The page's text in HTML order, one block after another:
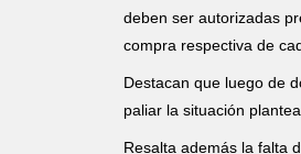
deben ser autorizadas
compra respectiva de
Destacan que luego de
paliar la situación
Resalta además la falta